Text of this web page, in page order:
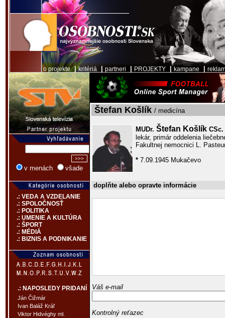
o projekte|kritériá partneri PROJEKTY kampane
v menách všade
.: VEDA A VZDELANIE
.: SPOLOČNOSŤ
.: POLITIKA
.: UMENIE A KULTÚRA
.: ŠPORT
.: MÉDIÁ
.: BIZNIS A PODNIKANIE
.: NAPOSLEDY PRIDANÍ
Ján Čižmár
Ivan Baláž Kráľ
Viktor Hidvéghy ml.
Štefan Košlík / medicína
MUDr. Štefan Košlík CSc.
lekár, primár oddelenia
Fakultnej nemocnici L.
* 7.09.1945 Mukačevo
doplňte alebo opravte informácie
Váš e-mail
Kontrolný reťazec